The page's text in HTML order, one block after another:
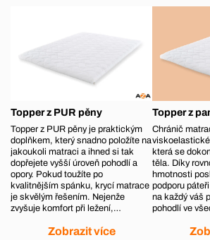
Topper z PUR pěny
Topper z PUR pěny je praktickým
doplňkem, který snadno položíte na
jakoukoli matraci a ihned si tak
dopřejete vyšší úroveň pohodlí a
opory. Pokud toužíte po
kvalitnějším spánku, krycí matrace
je skvělým řešením. Nejenže
zvyšuje komfort při ležení,…
Zobrazit více
Topper z
Chránič
viskoelastické
která se
těla. Díky
hmotnosti
podporu
na každý váš
pohodlí ve